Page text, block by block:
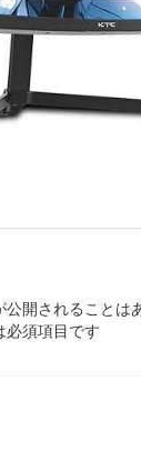
開されることは
必須項目です